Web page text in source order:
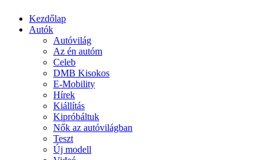
Kezdőlap
Autók
Autóvilág
Az én autóm
Celeb
DMB Kisokos
E-Mobility
Hírek
Kiállítás
Kipróbáltuk
Nők az autóvilágban
Teszt
Új modell